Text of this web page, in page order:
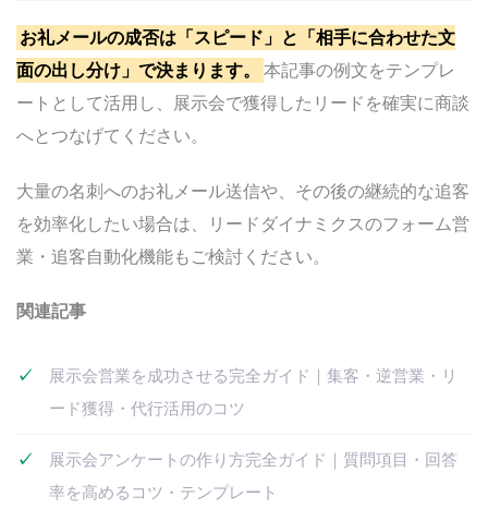
お礼メールの成否は「スピード」と「相手に合わせた文
面の出し分け」で決まります。
本記事の例文をテンプレ
ートとして活用し、展示会で獲得したリードを確実に商談
へとつなげてください。
大量の名刺へのお礼メール送信や、その後の継続的な追客
を効率化したい場合は、リードダイナミクスのフォーム営
業・追客自動化機能もご検討ください。
関連記事
展示会営業を成功させる完全ガイド｜集客・逆営業・リ
ード獲得・代行活用のコツ
展示会アンケートの作り方完全ガイド｜質問項目・回答
率を高めるコツ・テンプレート